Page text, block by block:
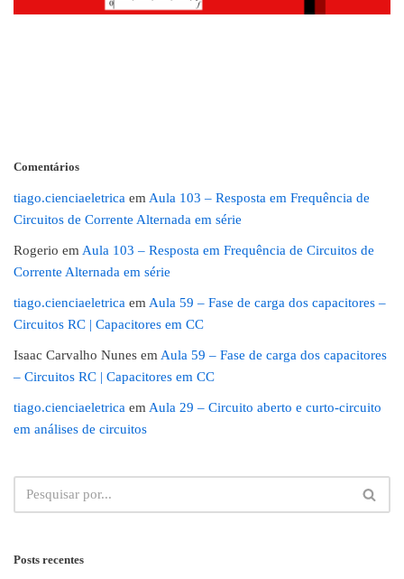
Comentários
tiago.cienciaeletrica em Aula 103 – Resposta em Frequência de
Circuitos de Corrente Alternada em série
Rogerio em Aula 103 – Resposta em Frequência de Circuitos de
Corrente Alternada em série
tiago.cienciaeletrica em Aula 59 – Fase de carga dos capacitores –
Circuitos RC | Capacitores em CC
Isaac Carvalho Nunes em Aula 59 – Fase de carga dos capacitores
– Circuitos RC | Capacitores em CC
tiago.cienciaeletrica em Aula 29 – Circuito aberto e curto-circuito
em análises de circuitos
Posts recentes